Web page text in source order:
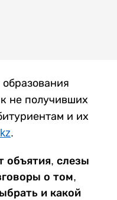
не получивших
и их
.
объятия, слезы
о том,
и какой